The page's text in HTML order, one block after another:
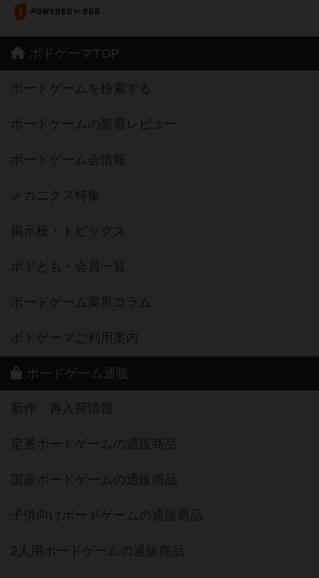
ボドゲーマTOP
ボードゲームを検索する
ボードゲームの新着レビュー
ボードゲーム会情報
メカニクス特集
掲示板・トピックス
ボドとも・会員一覧
ボードゲーム業界コラム
ボドゲーマご利用案内
ボードゲーム通販
新作・再入荷情報
定番ボードゲームの通販商品
国産ボードゲームの通販商品
子供向けボードゲームの通販商品
2人用ボードゲームの通販商品